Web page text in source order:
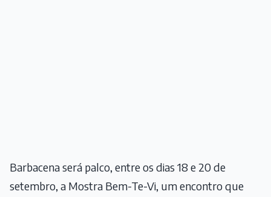
Barbacena será palco, entre os dias 18 e 20 de
setembro, a Mostra Bem-Te-Vi, um encontro que